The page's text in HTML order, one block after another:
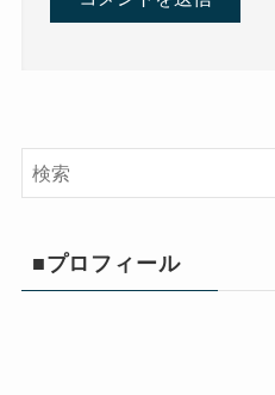
■プロフィール